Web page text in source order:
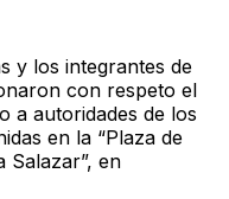
y los integrantes de
con respeto el
a autoridades de los
en la “Plaza de
Salazar”, en